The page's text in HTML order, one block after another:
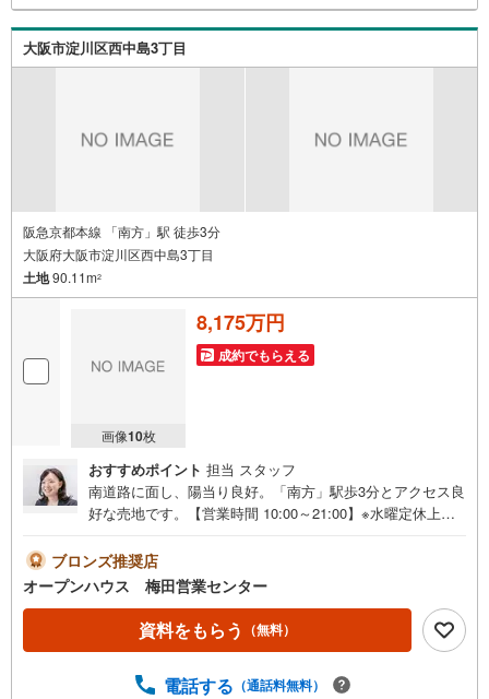
という方も大歓迎です！年間8000棟以上の限定物件を発表
しているオープンハウスだから出会える物件が多数ござい
オープンハウス・ディベロップメントの物件
大阪市淀川区西中島3丁目
阪急京都本線 「南方」駅 徒歩3分
大阪府大阪市淀川区西中島3丁目
土地90.11m2
画像10枚
8,175万円
成約でもらえる
おすすめポイント 担当 スタッフ
南道路に面し、陽当り良好。「南方」駅歩3分とアクセス良
好な売地です。【営業時間 10:00～21:00】※水曜定休上記
にご連絡ください！現地を見学される場合は「室内・現地
を見学する（無料）」ボタンよりご希望の日時をご記入い
ただけますとスムーズにご案内が可能です。◎現地のご案
内について・平日や夜遅い時間帯もご案内が可能 ※定休日
を除く・経験豊富なスタッフが物件詳細を丁寧にご説明い
送迎します。・チャイルドシートのご用意ございます。◎
ブロンズ推奨店
オープンハウス 梅田営業センター
資料をもらう （無料）
電話する （通話料無料）